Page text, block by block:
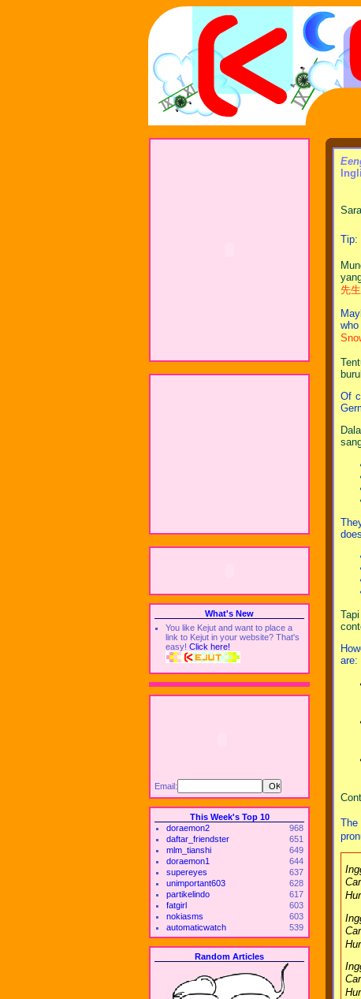
What's New
You like Kejut and want to place a
link to Kejut in your website? That's
easy! Click here!
Email:
This Week's Top 10
doraemon2
968
daftar_friendster
651
mlm_tianshi
649
doraemon1
644
supereyes
637
unimportant603
628
partikelindo
617
fatgirl
603
nokiasms
603
automaticwatch
539
Random Articles
Tip:
先
Of
are:
The